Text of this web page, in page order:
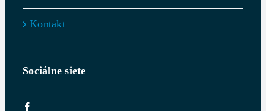
Kontakt
Sociálne siete